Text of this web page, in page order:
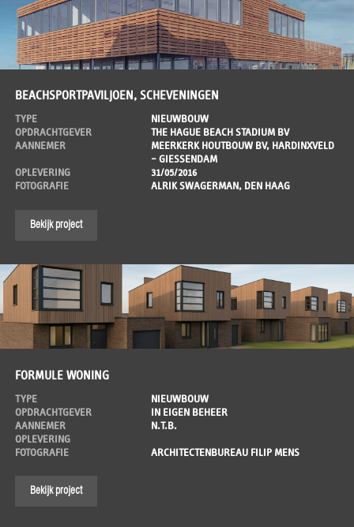
BEACHSPORTPAVILJOEN, SCHEVENINGEN
TYPE
NIEUWBOUW
OPDRACHTGEVER
THE HAGUE BEACH STADIUM BV
AANNEMER
MEERKERK HOUTBOUW BV, HARDINXVELD
– GIESSENDAM
OPLEVERING
31/05/2016
FOTOGRAFIE
ALRIK SWAGERMAN, DEN HAAG
Bekijk project
FORMULE WONING
TYPE
NIEUWBOUW
OPDRACHTGEVER
IN EIGEN BEHEER
AANNEMER
N.T.B.
OPLEVERING
FOTOGRAFIE
ARCHITECTENBUREAU FILIP MENS
Bekijk project